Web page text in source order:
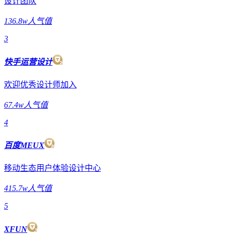
136.8w人气值
3
快手运营设计
欢迎优秀设计师加入
67.4w人气值
4
百度MEUX
移动生态用户体验设计中心
415.7w人气值
5
XFUN